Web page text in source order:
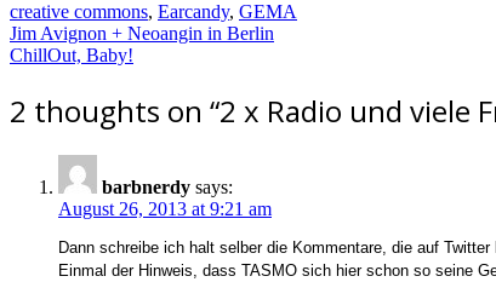
creative commons, Earcandy, GEMA
Post
Jim Avignon + Neoangin in Berlin
ChillOut, Baby!
2 thoughts on “2 x Radio und viele
barbnerdy says:
August 26, 2013 at 9:21 am
Dann schreibe ich halt selber die Kommentare, die auf
Einmal der Hinweis, dass TASMO sich hier schon so seine